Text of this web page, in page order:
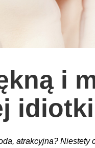
i
idiotki
atrakcyjna?